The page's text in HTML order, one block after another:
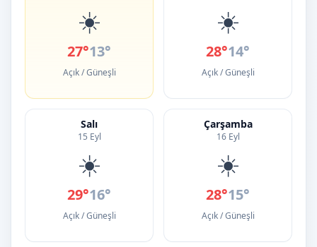
☀️
27°13°
Açık / Güneşli
☀️
28°14°
Açık / Güneşli
Salı
15 Eyl
☀️
29°16°
Açık / Güneşli
Çarşamba
16 Eyl
☀️
28°15°
Açık / Güneşli